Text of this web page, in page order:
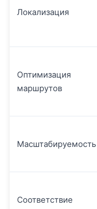
Локализация
Оптимизация
маршрутов
Масштабируемость
Соответствие